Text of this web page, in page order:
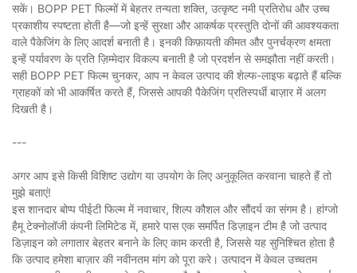
सकें। BOPP PET फिल्मों में बेहतर तन्यता शक्ति, उत्कृष्ट नमी प्रतिरोध और उच्च
प्रकाशीय स्पष्टता होती है—जो इन्हें सुरक्षा और आकर्षक प्रस्तुति दोनों की आवश्यकता
वाले पैकेजिंग के लिए आदर्श बनाती है। इनकी किफ़ायती कीमत और पुनर्चक्रण क्षमता
इन्हें पर्यावरण के प्रति ज़िम्मेदार विकल्प बनाती है जो प्रदर्शन से समझौता नहीं करती।
सही BOPP PET फिल्म चुनकर, आप न केवल उत्पाद की शेल्फ-लाइफ बढ़ाते हैं बल्कि
ग्राहकों को भी आकर्षित करते हैं, जिससे आपकी पैकेजिंग प्रतिस्पर्धी बाज़ार में अलग
दिखती है।
---
अगर आप इसे किसी विशिष्ट उद्योग या उपयोग के लिए अनुकूलित करवाना चाहते हैं तो
मुझे बताएं!
इस शानदार बोप्प पीईटी फिल्म में नवाचार, शिल्प कौशल और सौंदर्य का संगम है। हांग्जो
हैमू टेक्नोलॉजी कंपनी लिमिटेड में, हमारे पास एक समर्पित डिज़ाइन टीम है जो उत्पाद
डिज़ाइन को लगातार बेहतर बनाने के लिए काम करती है, जिससे यह सुनिश्चित होता है
कि उत्पाद हमेशा बाज़ार की नवीनतम मांग को पूरा करे। उत्पादन में केवल उच्चतम